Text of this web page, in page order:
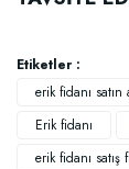
Etiketler :
erik fidanı satın
Erik fidanı
erik fidanı satış